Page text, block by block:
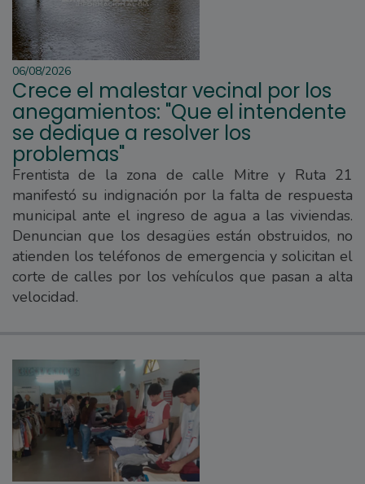
06/08/2026
Crece el malestar vecinal por los
anegamientos: "Que el intendente
se dedique a resolver los
problemas"
Frentista de la zona de calle Mitre y Ruta 21
manifestó su indignación por la falta de respuesta
municipal ante el ingreso de agua a las viviendas.
Denuncian que los desagües están obstruidos, no
atienden los teléfonos de emergencia y solicitan el
corte de calles por los vehículos que pasan a alta
velocidad.